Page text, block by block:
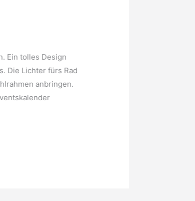
Ein tolles Design
Die Lichter fürs Rad
anbringen.